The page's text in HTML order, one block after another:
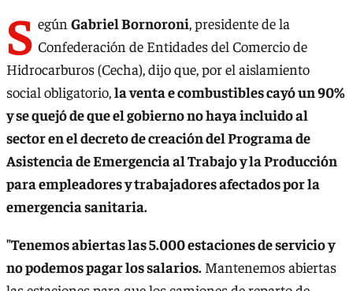
S egún Gabriel Bornoroni, presidente de la
Confederación de Entidades del Comercio de
Hidrocarburos (Cecha), dijo que, por el aislamiento
social obligatorio,la venta e combustibles cayó un 90%
y se quejó de que el gobierno no haya incluido al
sector en el decreto de creación del Programa de
Asistencia de Emergencia al Trabajo y la Producción
para empleadores y trabajadores afectados por la
emergencia sanitaria.
"Tenemos abiertas las 5.000 estaciones de servicio y
no podemos pagar los salarios. Mantenemos abiertas